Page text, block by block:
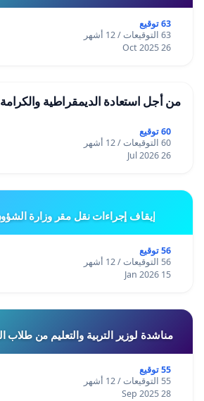
63 توقيع
63 التوقيعات / 12 أشهر
26 Oct 2025
من أجل استعادة الديمقراطية والكرامة
60 توقيع
60 التوقيعات / 12 أشهر
26 Jul 2026
إيقاف إجراءات نقل مقر وزارة
56 توقيع
56 التوقيعات / 12 أشهر
15 Jan 2026
مناشدة لوزير التربية والتعليم من طلاب
55 توقيع
55 التوقيعات / 12 أشهر
28 Sep 2025